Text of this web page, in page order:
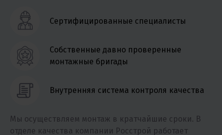
Сертифицированные специалисты
Собственные давно проверенные
монтажные бригады
Внутренняя система контроля качества
Мы осуществляем монтаж в кратчайшие сроки. В
отделе качества компании Росстрой работает